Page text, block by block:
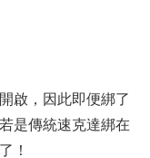
啟，因此即便綁了
是傳統速克達綁在
！